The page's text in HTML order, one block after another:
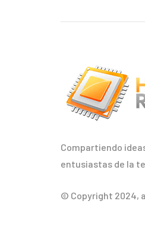
Compartiendo
entusiastas de la
© Copyright 2024,